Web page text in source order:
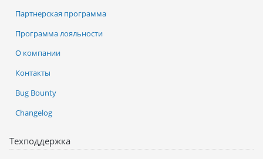
Партнерская программа
Программа лояльности
О компании
Контакты
Bug Bounty
Changelog
Техподдержка